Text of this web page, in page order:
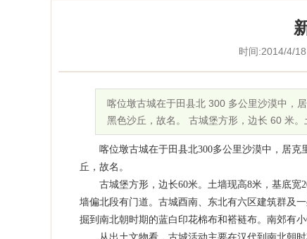
时间:2014/4/
喀位墩古城在于田县北 300 多公里沙漠中，
黑色沙丘，故名。 古城堡方形，边长 60 米
喀位墩古城在于田县北300多公里沙漠中，居克
丘，故名。
古城堡方形，边长60米。土墙现高8米，基底宽
墙偏北段有门道。古城酉南、东北有六区建筑群及
掘到南北朝时期的蓝白印花棉布和褡裢布。南郊有小